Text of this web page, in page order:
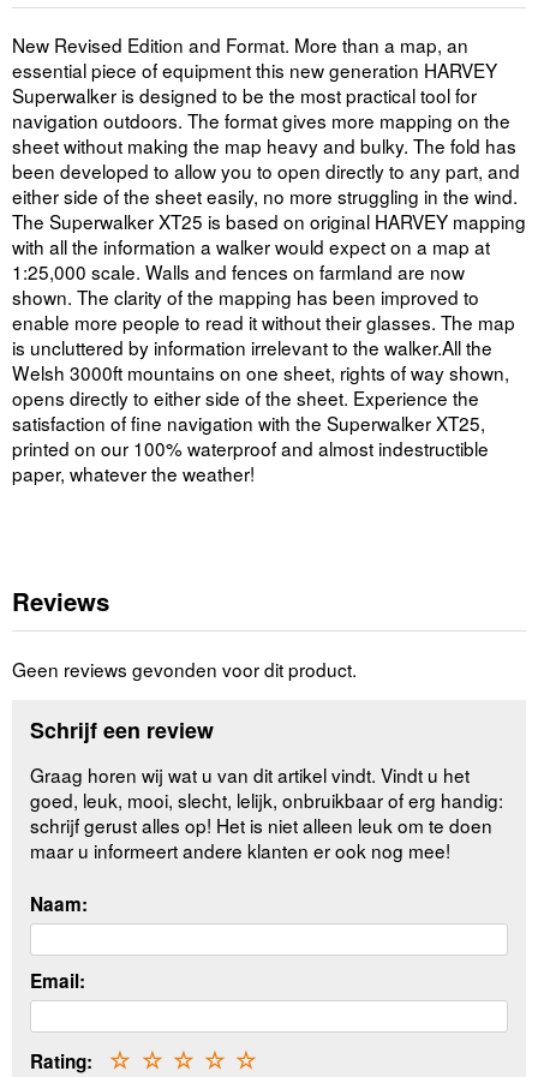
New Revised Edition and Format. More than a map, an
essential piece of equipment this new generation HARVEY
Superwalker is designed to be the most practical tool for
navigation outdoors. The format gives more mapping on the
sheet without making the map heavy and bulky. The fold has
been developed to allow you to open directly to any part, and
either side of the sheet easily, no more struggling in the wind.
The Superwalker XT25 is based on original HARVEY mapping
with all the information a walker would expect on a map at
1:25,000 scale. Walls and fences on farmland are now
shown. The clarity of the mapping has been improved to
enable more people to read it without their glasses. The map
is uncluttered by information irrelevant to the walker.All the
Welsh 3000ft mountains on one sheet, rights of way shown,
opens directly to either side of the sheet. Experience the
satisfaction of fine navigation with the Superwalker XT25,
printed on our 100% waterproof and almost indestructible
paper, whatever the weather!
Reviews
Geen reviews gevonden voor dit product.
Schrijf een review
Graag horen wij wat u van dit artikel vindt. Vindt u het
goed, leuk, mooi, slecht, lelijk, onbruikbaar of erg handig:
schrijf gerust alles op! Het is niet alleen leuk om te doen
maar u informeert andere klanten er ook nog mee!
Naam:
Email:
Rating: ☆
☆
☆
☆
☆